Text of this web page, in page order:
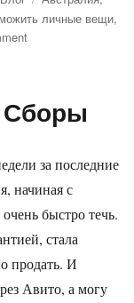
личные вещи,
on
Перевозка
вещей
Брисбэн.
Сборы
за последние
начиная с
быстро течь.
стала
продать. И
Авито, а могу